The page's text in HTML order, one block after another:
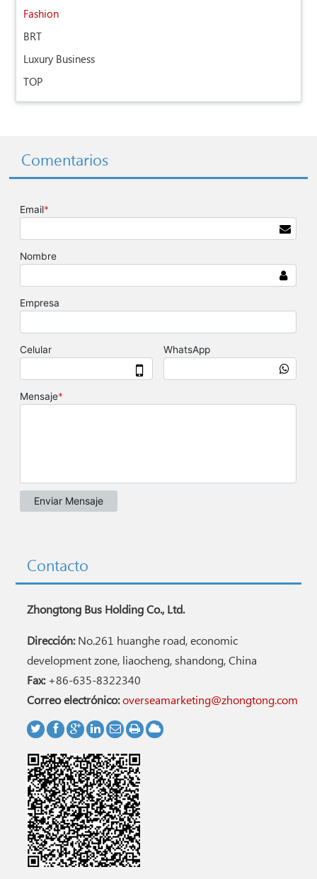
Fashion
BRT
Luxury Business
TOP
Comentarios
Contacto
Zhongtong Bus Holding Co., Ltd.
Dirección:No.261 huanghe road, economic
development zone, liaocheng, shandong, China
Fax:+86-635-8322340
Correo electrónico:overseamarketing@zhongtong.com